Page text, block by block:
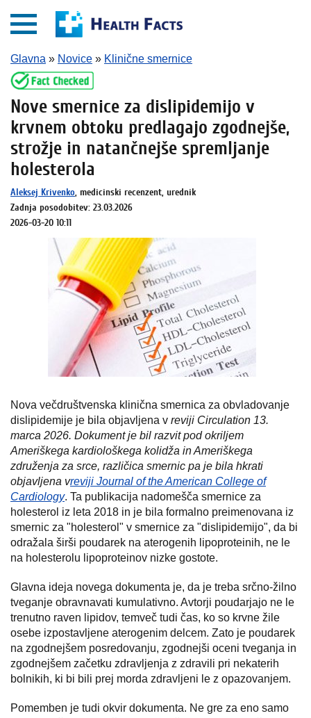
Glavna » Novice » Klinične smernice
Nove smernice za dislipidemijo v
krvnem obtoku predlagajo zgodnejše,
strožje in natančnejše spremljanje
holesterola
Aleksej Krivenko, medicinski recenzent, urednik
Zadnja posodobitev: 23.03.2026
2026-03-20 10:11
Nova večdruštvenska klinična smernica za obvladovanje
dislipidemije je bila objavljena v reviji Circulation 13.
marca 2026. Dokument je bil razvit pod okriljem
Ameriškega kardiološkega kolidža in Ameriškega
združenja za srce, različica smernic pa je bila hkrati
objavljena vreviji Journal of the American College of
Cardiology. Ta publikacija nadomešča smernice za
holesterol iz leta 2018 in je bila formalno preimenovana iz
smernic za "holesterol" v smernice za "dislipidemijo", da bi
odražala širši poudarek na aterogenih lipoproteinih, ne le
na holesterolu lipoproteinov nizke gostote.
Glavna ideja novega dokumenta je, da je treba srčno-žilno
tveganje obravnavati kumulativno. Avtorji poudarjajo ne le
trenutno raven lipidov, temveč tudi čas, ko so krvne žile
osebe izpostavljene aterogenim delcem. Zato je poudarek
na zgodnejšem posredovanju, zgodnejši oceni tveganja in
zgodnejšem začetku zdravljenja z zdravili pri nekaterih
bolnikih, ki bi bili prej morda zdravljeni le z opazovanjem.
Pomemben je tudi okvir dokumenta. Ne gre za eno samo